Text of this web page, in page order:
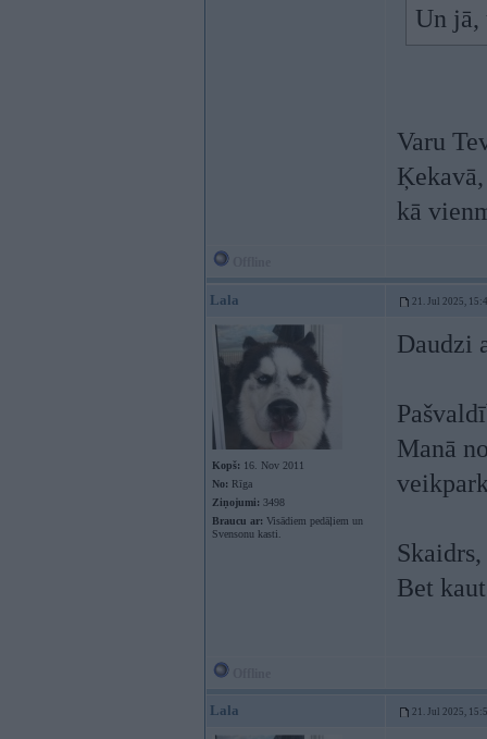
Un jā,
Varu
kā
Lala 21. Jul 2025,
Kopš: 16. Nov 2011
No: Rīga
Ziņojumi: 3498
Braucu ar: Visādiem pedāļiem un
Svensonu kasti.
Daudzi
Manā
Bet
Lala 21. Jul 2025,